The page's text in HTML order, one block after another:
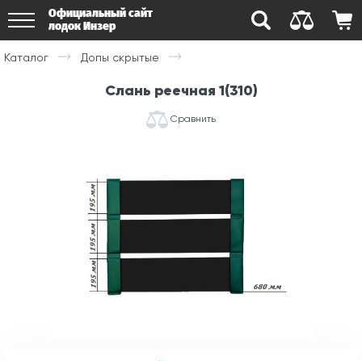
Официальный сайт
лодок Инзер
Каталог Допы скрытые
Слань реечная 1(310)
Сравнить